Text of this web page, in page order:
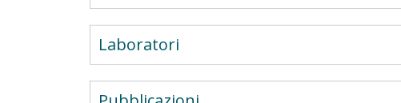
Laboratori